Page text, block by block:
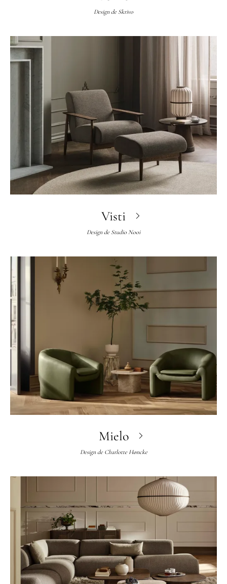
Design de Skrivo
Visti
Design de Studio Nooi
Mielo
Design de Charlotte Høncke